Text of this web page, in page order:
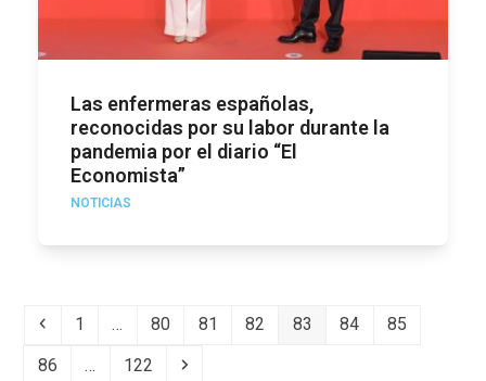
Las enfermeras españolas,
reconocidas por su labor durante la
pandemia por el diario “El
Economista”
NOTICIAS
AnteriorPage
1 … Page
80 Page
81 Page
82 Page
83 Page
84 Page
85
Page
86 … Page
122 Siguiente